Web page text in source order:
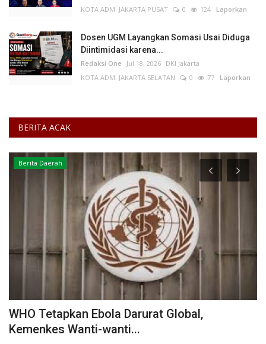
KOTA ADM. JAKARTA PUSAT
0 124 Laporkan
Dosen UGM Layangkan Somasi Usai Diduga
Diintimidasi karena...
Redaksi One Jul 18, 2026 DKI Jakarta
KOTA ADM. JAKARTA SELATAN
0 77 Laporkan
BERITA ACAK
Berita Daerah
WHO Tetapkan Ebola Darurat Global,
Kemenkes Wanti-wanti...